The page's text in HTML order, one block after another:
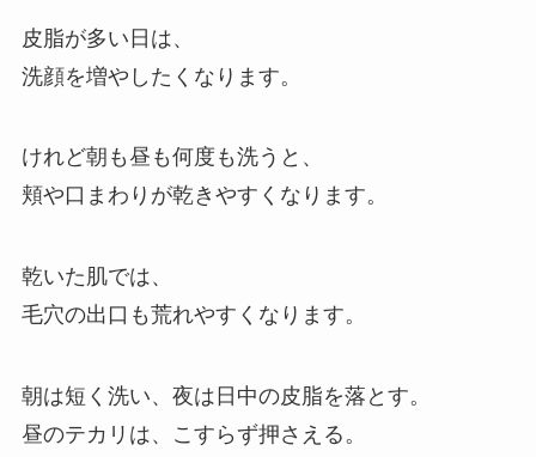
皮脂が多い日は、
洗顔を増やしたくなります。
けれど朝も昼も何度も洗うと、
頬や口まわりが乾きやすくなります。
乾いた肌では、
毛穴の出口も荒れやすくなります。
朝は短く洗い、夜は日中の皮脂を落とす。
昼のテカリは、こすらず押さえる。